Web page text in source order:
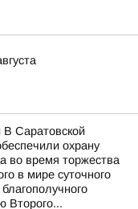
Саратовской
охрану
во время торжества
в мире суточного
Второго...